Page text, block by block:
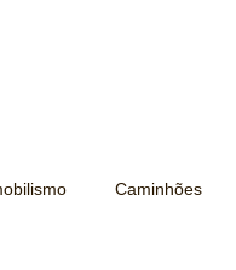
Caminhões